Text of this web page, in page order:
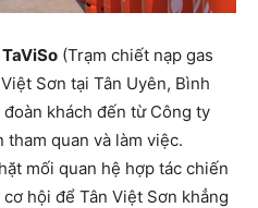
(Trạm chiết nạp gas
Sơn tại Tân Uyên, Bình
khách đến từ Công ty
tham quan và làm việc.
mối quan hệ hợp tác chiến
hội để Tân Việt Sơn khẳng